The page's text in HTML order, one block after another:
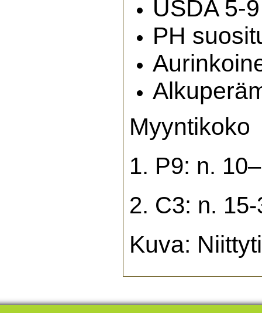
USDA 5-9
PH
Myyntikoko
1. P9: n.
2. C3: n.
Kuva: